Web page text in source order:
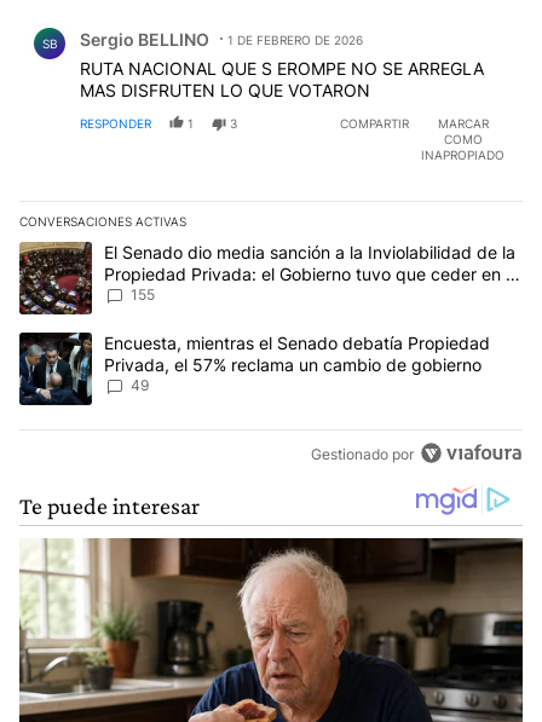
SB Sergio BELLINO 1 DE FEBRERO DE 2026
RUTA NACIONAL QUE S EROMPE NO SE ARREGLA
MAS DISFRUTEN LO QUE VOTARON
RESPONDER 1 3 COMPARTIR
MARCAR
COMO
INAPROPIADO
CONVERSACIONES ACTIVAS
Este listado muestra los artículos con más comentarios en los
Un artículo de tendencia con el título "El Senado dio media
El Senado dio media sanción a la Inviolabilidad de la
Propiedad Privada: el Gobierno tuvo que ceder en la
Ley del Manejo del Fuego
155
Un artículo de tendencia con el título "Encuesta, mientras el
Encuesta, mientras el Senado debatía Propiedad
Privada, el 57% reclama un cambio de gobierno
49
Gestionado por